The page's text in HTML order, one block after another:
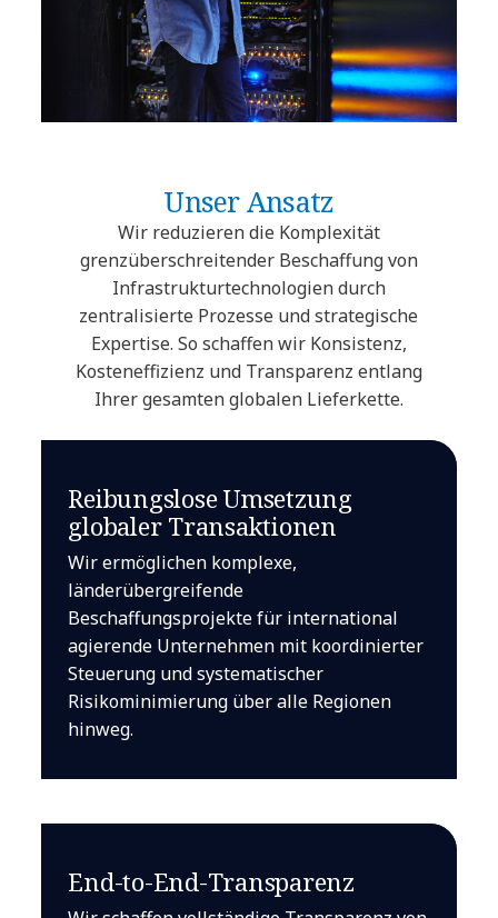
Unser Ansatz
Wir reduzieren die Komplexität
grenzüberschreitender Beschaffung von
Infrastrukturtechnologien durch
zentralisierte Prozesse und strategische
Expertise. So schaffen wir Konsistenz,
Kosteneffizienz und Transparenz entlang
Ihrer gesamten globalen Lieferkette.
Reibungslose Umsetzung
globaler Transaktionen
Wir ermöglichen komplexe,
länderübergreifende
Beschaffungsprojekte für international
agierende Unternehmen mit koordinierter
Steuerung und systematischer
Risikominimierung über alle Regionen
hinweg.
End-to-End-Transparenz